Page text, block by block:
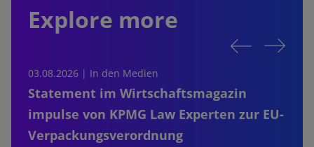
Explore more
03.08.2026 | In den Medien
Statement im Wirtschaftsmagazin
impulse von KPMG Law Experten zur EU-
Verpackungsverordnung